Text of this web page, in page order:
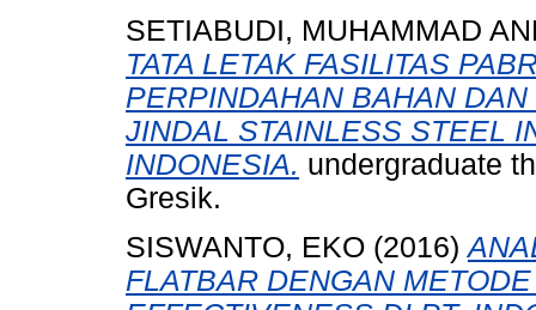
SETIABUDI, MUHAMMAD
TATA LETAK FASILITAS
PERPINDAHAN BAHAN
JINDAL STAINLESS STEEL
INDONESIA. undergraduate
Gresik.
SISWANTO, EKO (2016)
FLATBAR DENGAN